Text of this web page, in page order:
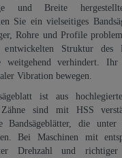
und Breite
Sie ein vielseitiges
Rohre und Profile
Struktur des
weitgehend verhindert. Ihr
Vibration bewegen.
ist aus
sind mit HSS
Bandsägeblätter, die
Bei Maschinen mit
Drehzahl und richtiger